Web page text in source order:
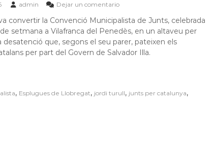
admin Dejar un comentario
convertir la Convenció Municipalista de Junts, celebrada
setmana a Vilafranca del Penedès, en un altaveu per
desatenció que, segons el seu parer, pateixen els
per part del Govern de Salvador Illa.
, Esplugues de Llobregat, jordi turull, junts per catalunya,